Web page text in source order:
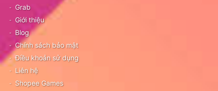
Grab
Giới thiệu
Blog
Chính sách bảo mật
Điều khoản sử dụng
Liên hệ
Shopee Games